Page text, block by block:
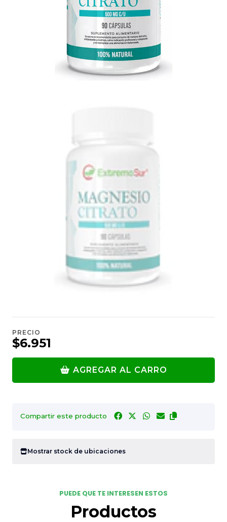
PRECIO
$6.951
AGREGAR AL CARRO
Compartir este producto
Mostrar stock de ubicaciones
PUEDE QUE TE INTERESEN ESTOS
Productos